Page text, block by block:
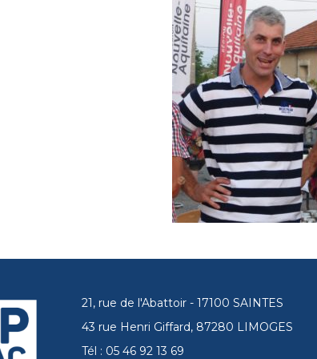
21, rue de l'Abattoir - 17100 SAINTES
43 rue Henri Giffard, 87280 LIMOGES
Tél : 05 46 92 13 69